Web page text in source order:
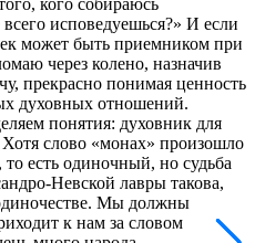
исповедуешься?» И если
может быть приемником при
через колено, назначив
прекрасно понимая ценность
духовных отношений.
понятия: духовник для
слово «монах» произошло
то есть одиночный, но судьба
Невской лавры такова,
Мы должны
к нам за словом